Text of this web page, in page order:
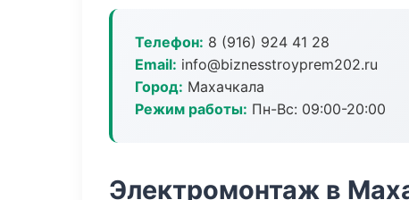
Телефон: 8 (916) 924 41 28
Email: info@biznesstroyprem202.ru
Город: Махачкала
Режим работы: Пн-Вс: 09:00-20:00
Электромонтаж в